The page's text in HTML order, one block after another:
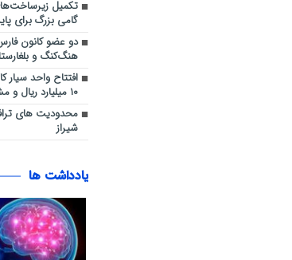
تکمیل
گامی بزرگ برای
دو عضو کانون
هنگ‌کنگ و
افتتاح واحد سیار
۱۰ میلیارد ریال و مشارکت خیر نیک‌اندیش
محدودیت های
شیراز
یادداشت ها